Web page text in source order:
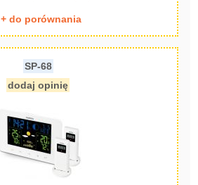
+ do porównania
SP-68
dodaj opinię